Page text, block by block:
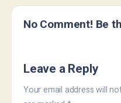
No Comment! Be
Leave a Reply
Your email address will